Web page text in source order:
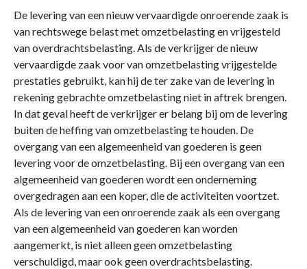
De levering van een nieuw vervaardigde onroerende zaak is
van rechtswege belast met omzetbelasting en vrijgesteld
van overdrachtsbelasting. Als de verkrijger de nieuw
vervaardigde zaak voor van omzetbelasting vrijgestelde
prestaties gebruikt, kan hij de ter zake van de levering in
rekening gebrachte omzetbelasting niet in aftrek brengen.
In dat geval heeft de verkrijger er belang bij om de levering
buiten de heffing van omzetbelasting te houden. De
overgang van een algemeenheid van goederen is geen
levering voor de omzetbelasting. Bij een overgang van een
algemeenheid van goederen wordt een onderneming
overgedragen aan een koper, die de activiteiten voortzet.
Als de levering van een onroerende zaak als een overgang
van een algemeenheid van goederen kan worden
aangemerkt, is niet alleen geen omzetbelasting
verschuldigd, maar ook geen overdrachtsbelasting.